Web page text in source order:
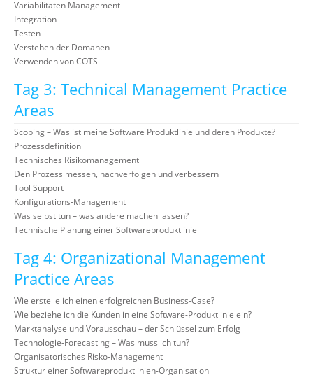
Variabilitäten Management
Integration
Testen
Verstehen der Domänen
Verwenden von COTS
Tag 3: Technical Management Practice
Areas
Scoping – Was ist meine Software Produktlinie und deren Produkte?
Prozessdefinition
Technisches Risikomanagement
Den Prozess messen, nachverfolgen und verbessern
Tool Support
Konfigurations-Management
Was selbst tun – was andere machen lassen?
Technische Planung einer Softwareproduktlinie
Tag 4: Organizational Management
Practice Areas
Wie erstelle ich einen erfolgreichen Business-Case?
Wie beziehe ich die Kunden in eine Software-Produktlinie ein?
Marktanalyse und Vorausschau – der Schlüssel zum Erfolg
Technologie-Forecasting – Was muss ich tun?
Organisatorisches Risko-Management
Struktur einer Softwareproduktlinien-Organisation